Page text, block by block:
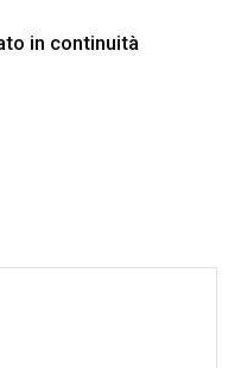
in continuità